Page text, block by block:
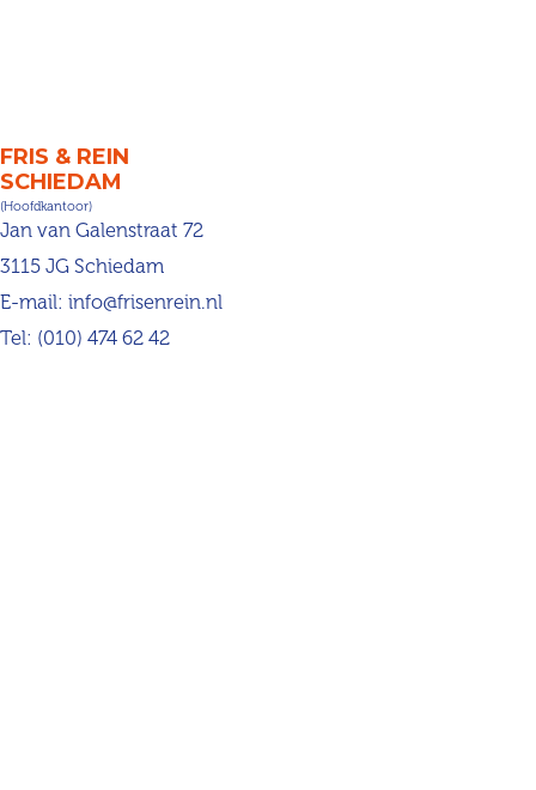
FRIS & REIN
SCHIEDAM
(Hoofdkantoor)
Jan van Galenstraat 72
3115 JG Schiedam
E-mail: info@frisenrein.nl
Tel: (010) 474 62 42